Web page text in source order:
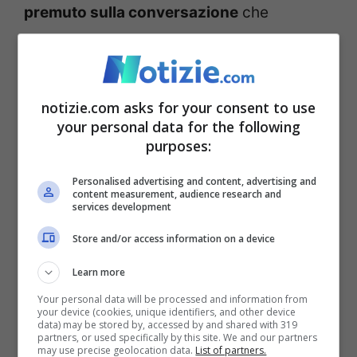
premuto sulla conversazione che
Appariranno diverse opzioni a questo
punto e si dovrà cliccare su
chat”.
Whatsapp, come
ripristinare la chat una
volta nascosta
notizie.com asks for your consent to use
your personal data for the following
purposes:
Personalised advertising and content, advertising and
content measurement, audience research and
services development
Store and/or access information on a device
Learn more
Your personal data will be processed and information from
your device (cookies, unique identifiers, and other device
data) may be stored by, accessed by and shared with 319
partners, or used specifically by this site. We and our partners
may use precise geolocation data. List of partners.